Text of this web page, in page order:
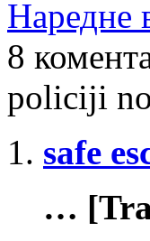
Наредне
8
policiji
safe
…